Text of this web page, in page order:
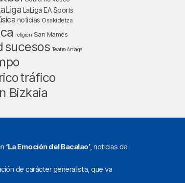
LaLiga EA Sports
noticias Osakidetza
religión San Mamés
sucesos Teatro Arriaga
tráfico
Bizkaia
‘La Emoción del Bacalao’, noticias de
de carácter generalista, que va